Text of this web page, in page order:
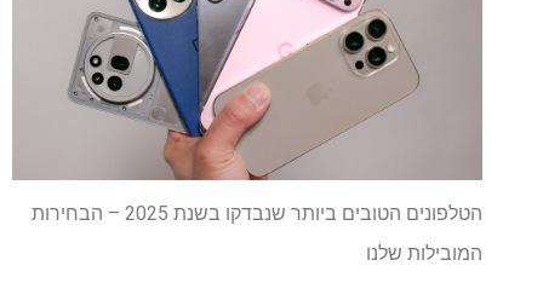
הטלפונים הטובים ביותר שנבדקו בשנת 2025 – הבחירות
המובילות שלנו